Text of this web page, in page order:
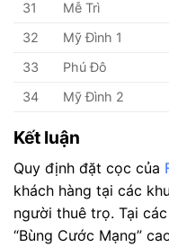
31 Mễ Trì
32
Mỹ Đình 1
33
Phú Đô
34
Mỹ Đình 2
Kết luận
Quy định đặt cọc của
khách hàng tại các
người thuê trọ. Tại
“Bùng Cước Mạng”